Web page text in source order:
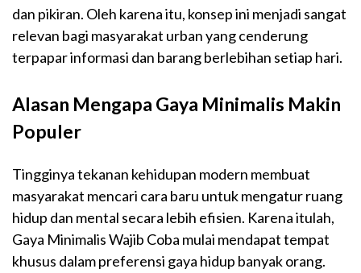
dan pikiran. Oleh karena itu, konsep ini menjadi sangat
relevan bagi masyarakat urban yang cenderung
terpapar informasi dan barang berlebihan setiap hari.
Alasan Mengapa Gaya Minimalis Makin
Populer
Tingginya tekanan kehidupan modern membuat
masyarakat mencari cara baru untuk mengatur ruang
hidup dan mental secara lebih efisien. Karena itulah,
Gaya Minimalis Wajib Coba mulai mendapat tempat
khusus dalam preferensi gaya hidup banyak orang.